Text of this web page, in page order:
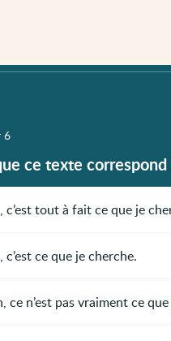
6
ce texte
c’est tout à fait ce que je
c’est ce que je cherche.
ce n’est pas vraiment ce